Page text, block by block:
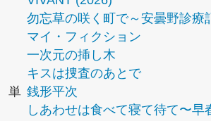
勿忘草の咲く町で～安曇野診療
マイ・フィクション
一次元の挿し木
キスは捜査のあとで
単 銭形平次
しあわせは食べて寝て待て〜早